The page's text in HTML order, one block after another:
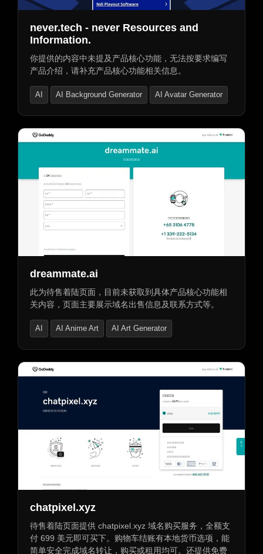
never.tech - never Resources and
Information.
你提供的内容中未提及产品核心功能，无法按要求编写
产品介绍，请补充产品核心功能相关信息。
AI AI Background Generator AI Avatar Generator
dreammate.ai
此为待售着陆页面，目前未获取到具体产品核心功能相
关内容，页面主要展示域名出售信息及联系方式等。
AI AI Anime Art AI Art Generator
chatpixel.xyz
待售着陆页面提供 chatpixel.xyz 域名购买服务，全额支
付 699 美元即可买下。购物车结账有本地货币选项，能
简单安全完成域名转让，购买或租用均可。还提供免费